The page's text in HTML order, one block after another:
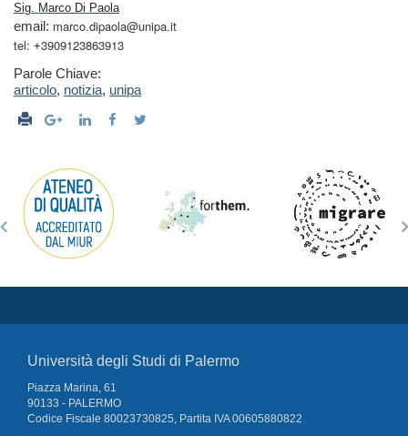
Sig. Marco Di Paola
email: marco.dipaola@unipa.it
tel: +3909123863913
Parole Chiave:
articolo, notizia, unipa
Università degli Studi di Palermo
Piazza Marina, 61
90133 - PALERMO
Codice Fiscale 80023730825, Partita IVA 00605880822